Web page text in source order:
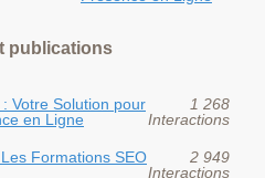
publications
Votre Solution pour
en Ligne
1 268
Interactions
Formations SEO
2 949
Interactions